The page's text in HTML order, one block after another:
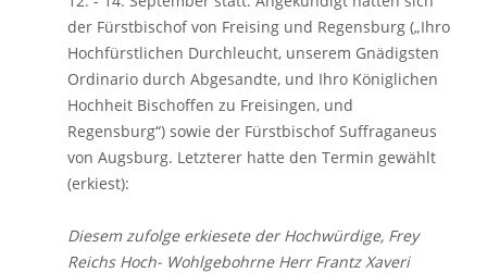
der Fürstbischof von Freising und Regensburg („Ihro
Hochfürstlichen Durchleucht, unserem Gnädigsten
Ordinario durch Abgesandte, und Ihro Königlichen
Hochheit Bischoffen zu Freisingen, und
Regensburg“) sowie der Fürstbischof Suffraganeus
von Augsburg. Letzterer hatte den Termin gewählt
(erkiest):
Diesem zufolge erkiesete der Hochwürdige, Frey
Reichs Hoch- Wohlgebohrne Herr Frantz Xaveri